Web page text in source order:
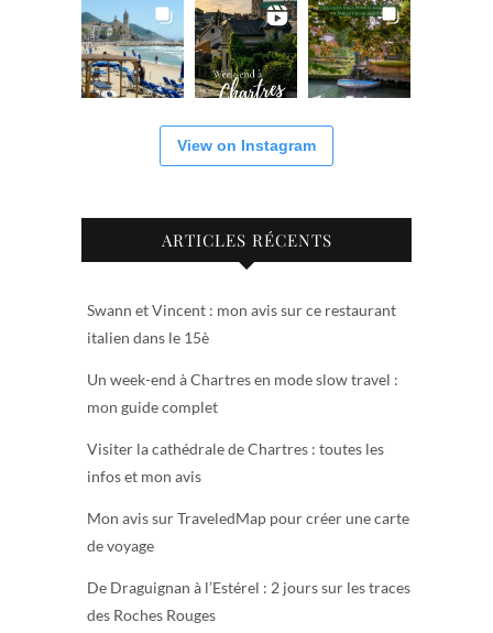
View on Instagram
ARTICLES RÉCENTS
Swann et Vincent : mon avis sur ce restaurant
italien dans le 15è
Un week-end à Chartres en mode slow travel :
mon guide complet
Visiter la cathédrale de Chartres : toutes les
infos et mon avis
Mon avis sur TraveledMap pour créer une carte
de voyage
De Draguignan à l’Estérel : 2 jours sur les traces
des Roches Rouges